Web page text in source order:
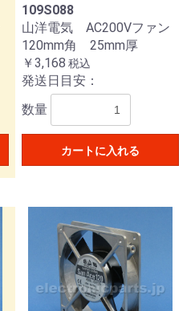
109S088
山洋電気 AC200Vファン
120mm角 25mm厚
￥3,168 税込
発送日目安：
数量
カートに入れる